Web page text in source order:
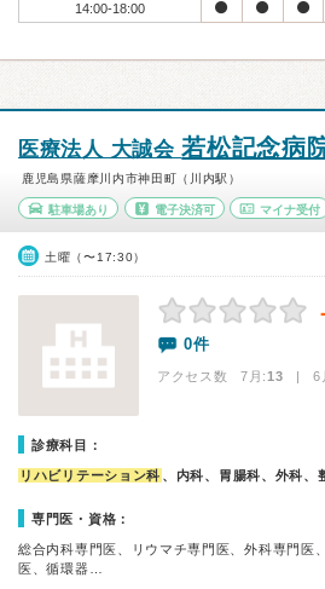
14:00-18:00
医療法人 大誠会若松記念病
鹿児島県薩摩川内市神田町（川内駅）
駐車場あり 電子決済可 マイナ受付
土曜（〜17:30）
0件
アクセス数 7月:13 | 6
診療科目：
リハビリテーション科 、内科、胃腸科、外科、
専門医・資格：
総合内科専門医、リウマチ専門医、外科専門医
医、循環器…